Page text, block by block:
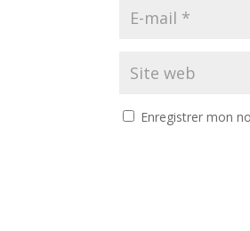
Enregistrer mon